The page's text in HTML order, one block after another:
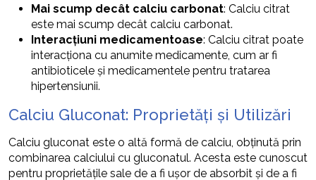
Mai scump decât calciu carbonat: Calciu citrat
este mai scump decât calciu carbonat.
Interacțiuni medicamentoase: Calciu citrat poate
interacționa cu anumite medicamente, cum ar fi
antibioticele și medicamentele pentru tratarea
hipertensiunii.
Calciu Gluconat: Proprietăți și Utilizări
Calciu gluconat este o altă formă de calciu, obținută prin
combinarea calciului cu gluconatul. Acesta este cunoscut
pentru proprietățile sale de a fi ușor de absorbit și de a fi